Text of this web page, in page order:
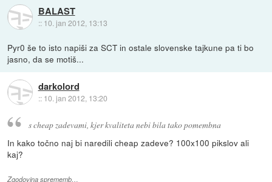
BALAST
:: 10. jan 2012, 13:13
Pyr0 še to isto napiši za SCT in ostale slovenske tajkune pa ti bo
jasno, da se motiš...
darkolord
:: 10. jan 2012, 13:20
s cheap zadevami, kjer kvaliteta nebi bila tako pomembna
In kako točno naj bi naredili cheap zadeve? 100x100 pikslov ali
kaj?
Zgodovina sprememb…